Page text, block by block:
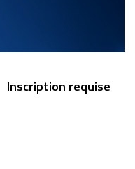
Inscription requise